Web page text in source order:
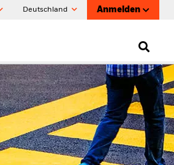
Deutschland Anmelden